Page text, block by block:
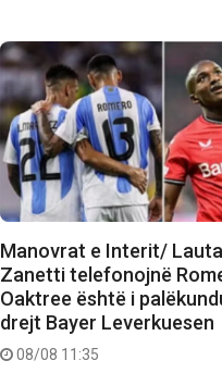
Manovrat e Interit/
Zanetti telefonojnë
Oaktree është i
drejt Bayer Leverkuesen
08/08 11:35